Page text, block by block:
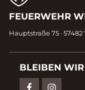
Fußzeile
FEUERWEHR
Hauptstraße 75 · 57482
BLEIBEN